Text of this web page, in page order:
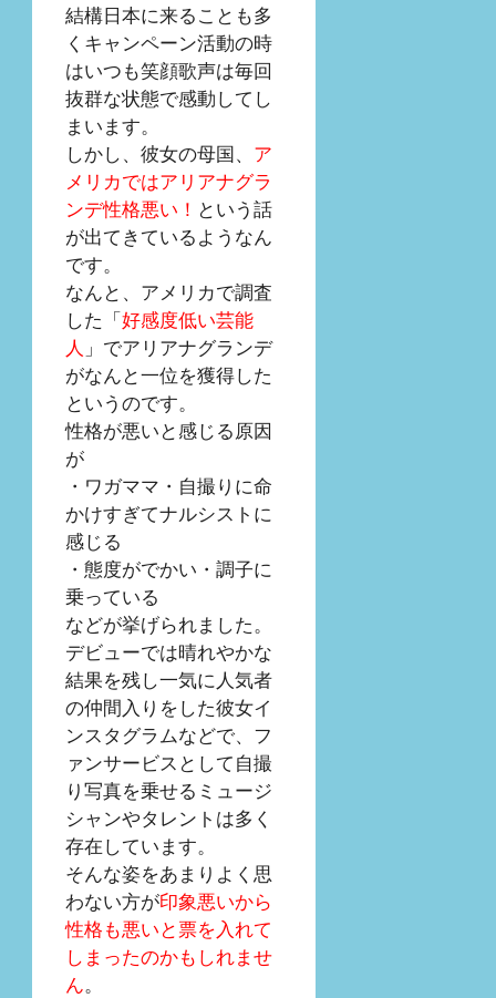
結構日本に来ることも多
くキャンペーン活動の時
はいつも笑顔歌声は毎回
抜群な状態で感動してし
まいます。
しかし、彼女の母国、 ア
メリカではアリアナグラ
ンデ性格悪い！ という話
が出てきているようなん
です。
なんと、アメリカで調査
した「好感度低い芸能
人 」でアリアナグランデ
がなんと一位を獲得した
というのです。
性格が悪いと感じる原因
が
・ワガママ・自撮りに命
かけすぎてナルシストに
感じる
・態度がでかい・調子に
乗っている
などが挙げられました。
デビューでは晴れやかな
結果を残し一気に人気者
の仲間入りをした彼女イ
ンスタグラムなどで、フ
ァンサービスとして自撮
り写真を乗せるミュージ
シャンやタレントは多く
存在しています。
そんな姿をあまりよく思
わない方が印象悪いから
性格も悪いと票を入れて
しまったのかもしれませ
ん。